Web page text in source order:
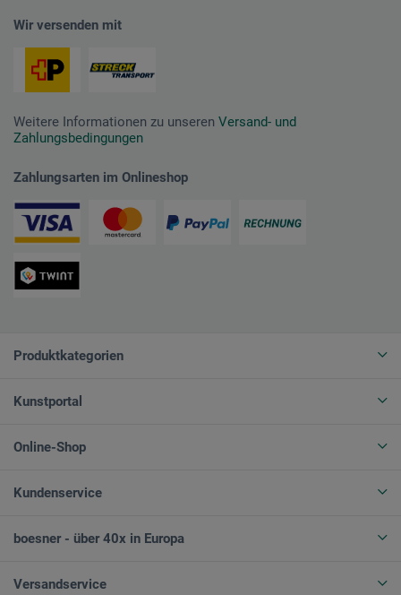
Wir versenden mit
Weitere Informationen zu unseren Versand- und
Zahlungsbedingungen
Zahlungsarten im Onlineshop
Produktkategorien
Kunstportal
Online-Shop
Kundenservice
boesner - über 40x in Europa
Versandservice